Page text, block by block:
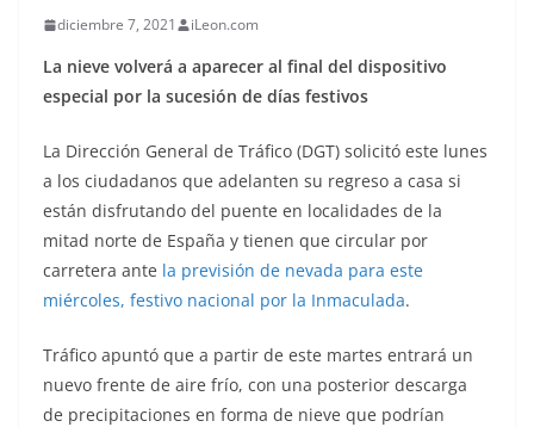
diciembre 7, 2021 iLeon.com
La nieve volverá a aparecer al final del dispositivo
especial por la sucesión de días festivos
La Dirección General de Tráfico (DGT) solicitó este lunes
a los ciudadanos que adelanten su regreso a casa si
están disfrutando del puente en localidades de la
mitad norte de España y tienen que circular por
carretera ante la previsión de nevada para este
miércoles, festivo nacional por la Inmaculada.
Tráfico apuntó que a partir de este martes entrará un
nuevo frente de aire frío, con una posterior descarga
de precipitaciones en forma de nieve que podrían